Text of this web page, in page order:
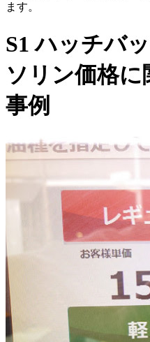
ます。
S1 ハッチバ
ソリン価格
事例